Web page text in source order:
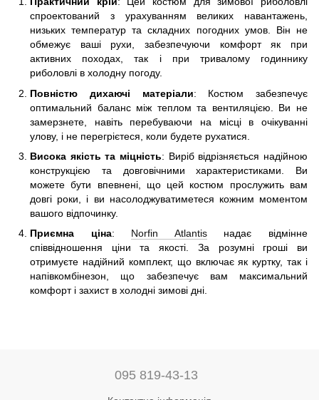
спроектований з урахуванням великих навантажень,
низьких температур та складних погодних умов. Він не
обмежує ваші рухи, забезпечуючи комфорт як при
активних походах, так і при тривалому годиннику
риболовлі в холодну погоду.
Повністю дихаючі матеріали: Костюм забезпечує
оптимальний баланс між теплом та вентиляцією. Ви не
замерзнете, навіть перебуваючи на місці в очікуванні
улову, і не перегрієтеся, коли будете рухатися.
Висока якість та міцність: Виріб відрізняється надійною
конструкцією та довговічними характеристиками. Ви
можете бути впевнені, що цей костюм прослужить вам
довгі роки, і ви насолоджуватиметеся кожним моментом
вашого відпочинку.
Приємна ціна: Norfin Atlantisнадає відмінне
співвідношення ціни та якості. За розумні гроші ви
отримуєте надійний комплект, що включає як куртку, так і
напівкомбінезон, що забезпечує вам максимальний
комфорт і захист в холодні зимові дні.
095 819-43-13